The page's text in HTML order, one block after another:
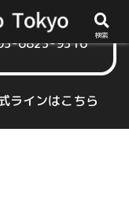
6823-9316
ラインはこちら
検索